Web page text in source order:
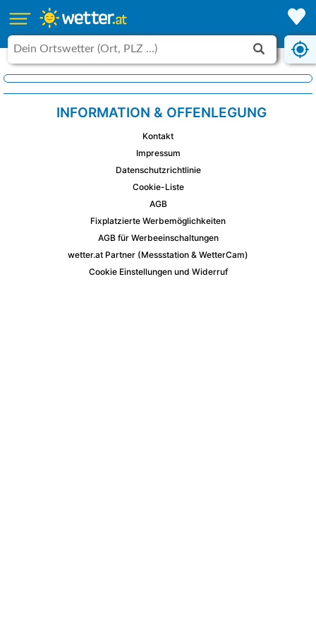
INFORMATION & OFFENLEGUNG
Kontakt
Impressum
Datenschutzrichtlinie
Cookie-Liste
AGB
Fixplatzierte Werbemöglichkeiten
AGB für Werbeeinschaltungen
wetter.at Partner (Messstation & WetterCam)
Cookie Einstellungen und Widerruf